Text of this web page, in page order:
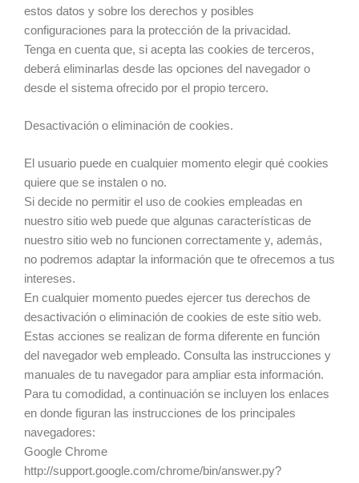
estos datos y sobre los derechos y posibles
configuraciones para la protección de la privacidad.
Tenga en cuenta que, si acepta las cookies de terceros,
deberá eliminarlas desde las opciones del navegador o
desde el sistema ofrecido por el propio tercero.
Desactivación o eliminación de cookies.
El usuario puede en cualquier momento elegir qué cookies
quiere que se instalen o no.
Si decide no permitir el uso de cookies empleadas en
nuestro sitio web puede que algunas características de
nuestro sitio web no funcionen correctamente y, además,
no podremos adaptar la información que te ofrecemos a tus
intereses.
En cualquier momento puedes ejercer tus derechos de
desactivación o eliminación de cookies de este sitio web.
Estas acciones se realizan de forma diferente en función
del navegador web empleado. Consulta las instrucciones y
manuales de tu navegador para ampliar esta información.
Para tu comodidad, a continuación se incluyen los enlaces
en donde figuran las instrucciones de los principales
navegadores:
Google Chrome
http://support.google.com/chrome/bin/answer.py?